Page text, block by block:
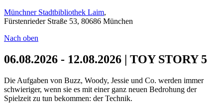
Münchner Stadtbibliothek Laim,
Fürstenrieder Straße 53, 80686 München
Nach oben
06.08.2026 - 12.08.2026 | TOY STORY 5
Die Aufgaben von Buzz, Woody, Jessie und Co. werden immer
schwieriger, wenn sie es mit einer ganz neuen Bedrohung der
Spielzeit zu tun bekommen: der Technik.